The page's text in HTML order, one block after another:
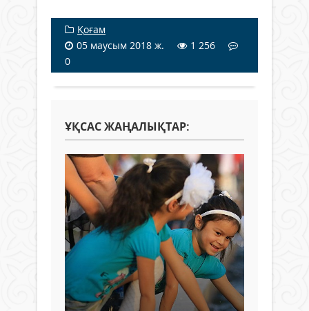
Қоғам
05 маусым 2018 ж.
1 256
0
ҰҚСАС ЖАҢАЛЫҚТАР: